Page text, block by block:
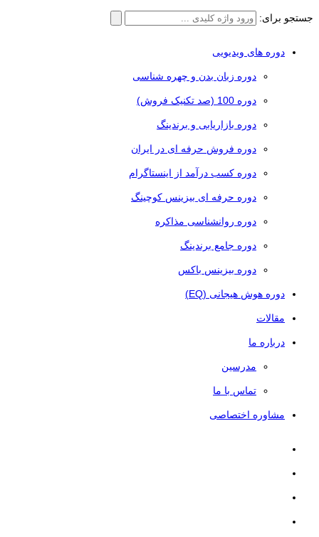
جستجو برای:
دوره های ویدیویی
دوره زبان بدن و چهره شناسی
دوره 100 (صد تکنیک فروش)
دوره بازاریابی و برندینگ
دوره فروش حرفه ای در ایران
دوره کسب درآمد از اینستاگرام
دوره حرفه ای بیزینس کوچینگ
دوره روانشناسی مذاکره
دوره جامع برندینگ
دوره بیزینس باکس
دوره هوش هیجانی (EQ)
مقالات
درباره ما
مدرسین
تماس با ما
مشاوره اختصاصی